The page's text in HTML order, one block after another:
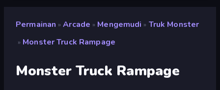
Permainan » Arcade » Mengemudi » Truk Monster
» Monster Truck Rampage
Monster Truck Rampage